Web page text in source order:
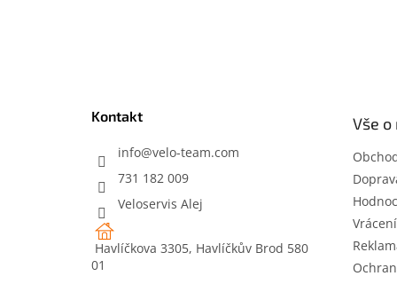
Kontakt
info@velo-team.com
731 182 009
Veloservis Alej
Havlíčkova 3305, Havlíčkův Brod 580
01
Vše o